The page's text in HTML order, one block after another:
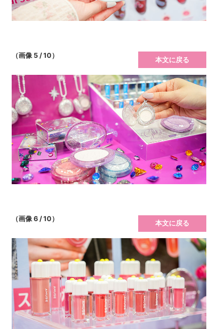
（画像 5 / 10）
本文に戻る
（画像 6 / 10）
本文に戻る